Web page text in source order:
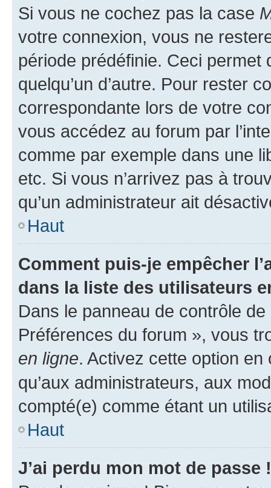
Si vous ne cochez pas la case
votre connexion, vous ne
période prédéfinie. Ceci permet
quelqu’un d’autre. Pour rester
correspondante lors de votre
vous accédez au forum par
comme par exemple dans une
etc. Si vous n’arrivez pas à
qu’un administrateur ait
Haut
Comment puis-je empêcher
dans la liste des utilisateurs
Dans le panneau de contrôle
Préférences du forum », vous
en ligne. Activez cette option
qu’aux administrateurs, aux
compté(e) comme étant un
Haut
J’ai perdu mon mot de passe !